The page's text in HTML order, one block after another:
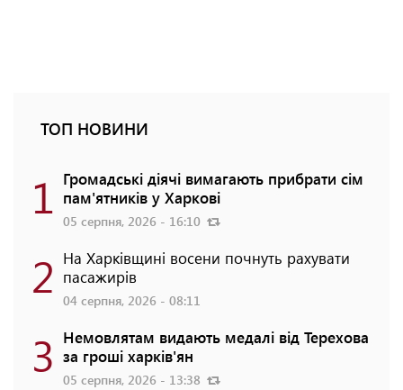
ТОП НОВИНИ
1 Громадські діячі вимагають прибрати сім
пам'ятників у Харкові
05 серпня, 2026 - 16:10
2 На Харківщині восени почнуть рахувати
пасажирів
04 серпня, 2026 - 08:11
3 Немовлятам видають медалі від Терехова
за гроші харків'ян
05 серпня, 2026 - 13:38